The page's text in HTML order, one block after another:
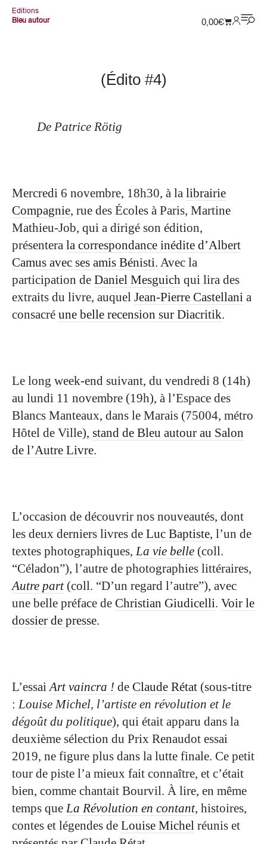
Editions
Bleu autour
0,00€
(Édito #4)
De Patrice Rötig
Mercredi 6 novembre, 18h30, à la librairie
Compagnie, rue des Écoles à Paris, Martine
Mathieu-Job, qui a dirigé son édition,
présentera la correspondance inédite d’Albert
Camus avec ses amis Bénisti. Avec la
participation de Daniel Mesguich qui lira des
extraits du livre, auquel Jean-Pierre Castellani a
consacré une belle recension sur Diacritik.
Le long week-end suivant, du vendredi 8 (14h)
au lundi 11 novembre (19h), à l’Espace des
Blancs Manteaux, dans le Marais (75004, métro
Hôtel de Ville), stand de Bleu autour au Salon
de l’Autre Livre.
L’occasion de découvrir nos nouveautés, dont
les deux derniers livres de Luc Baptiste, l’un de
textes photographiques,La vie belle (coll.
“Céladon”), l’autre de photographies littéraires,
Autre part(coll. “D’un regard l’autre”), avec
une belle préface de Christian Giudicelli. Voir le
dossier de presse.
L’essaiArt vaincra ! de Claude Rétat (sous-titre
: Louise Michel, l’artiste en révolution et le
dégoût du politique), qui était apparu dans la
deuxième sélection du Prix Renaudot essai
2019, ne figure plus dans la lutte finale. Ce petit
tour de piste l’a mieux fait connaître, et c’était
bien, comme chantait Bourvil. À lire, en même
temps queLa Révolution en contant, histoires,
contes et légendes de Louise Michel réunis et